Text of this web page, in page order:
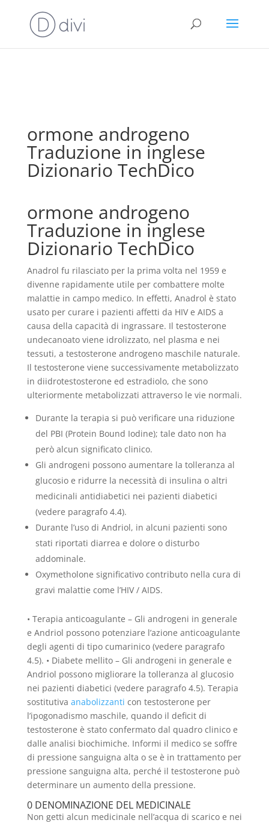
⚠️ Hosting plan for this site has expired.
avoid service disruption.
ormone androgeno
Traduzione in inglese
Dizionario TechDico
ormone androgeno
Traduzione in inglese
Dizionario TechDico
Anadrol fu rilasciato per la prima volta nel 1959 e
divenne rapidamente utile per combattere molte
malattie in campo medico. In effetti, Anadrol è stato
usato per curare i pazienti affetti da HIV e AIDS a
causa della capacità di ingrassare. Il testosterone
undecanoato viene idrolizzato, nel plasma e nei
tessuti, a testosterone androgeno maschile naturale.
Il testosterone viene successivamente metabolizzato
in diidrotestosterone ed estradiolo, che sono
ulteriormente metabolizzati attraverso le vie normali.
Durante la terapia si può verificare una riduzione
del PBI (Protein Bound Iodine); tale dato non ha
però alcun significato clinico.
Gli androgeni possono aumentare la tolleranza al
glucosio e ridurre la necessità di insulina o altri
medicinali antidiabetici nei pazienti diabetici
(vedere paragrafo 4.4).
Durante l’uso di Andriol, in alcuni pazienti sono
stati riportati diarrea e dolore o disturbo
addominale.
Oxymetholone significativo contributo nella cura di
gravi malattie come l’HIV / AIDS.
• Terapia anticoagulante – Gli androgeni in generale
e Andriol possono potenziare l’azione anticoagulante
degli agenti di tipo cumarinico (vedere paragrafo
4.5). • Diabete mellito – Gli androgeni in generale e
Andriol possono migliorare la tolleranza al glucosio
nei pazienti diabetici (vedere paragrafo 4.5). Terapia
sostitutiva anabolizzanti con testosterone per
l’ipogonadismo maschile, quando il deficit di
testosterone è stato confermato dal quadro clinico e
dalle analisi biochimiche. Informi il medico se soffre
di pressione sanguigna alta o se è in trattamento per
pressione sanguigna alta, perché il testosterone può
determinare un aumento della pressione.
0 DENOMINAZIONE DEL MEDICINALE
Non getti alcun medicinale nell’acqua di scarico e nei